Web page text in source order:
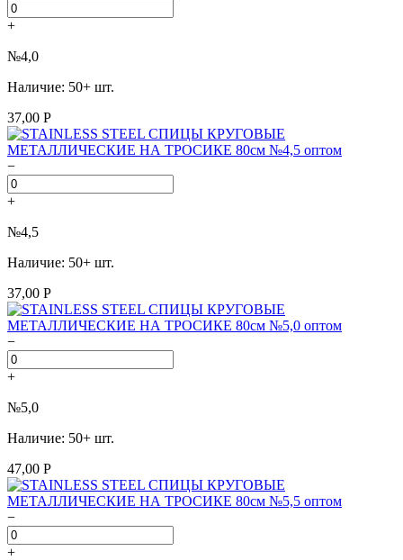
+
№4,0
Наличие: 50+ шт.
37,00 Р
−
+
№4,5
Наличие: 50+ шт.
37,00 Р
−
+
№5,0
Наличие: 50+ шт.
47,00 Р
−
+